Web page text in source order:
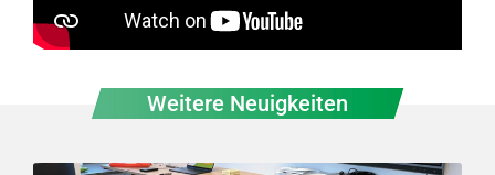
Weitere Neuigkeiten